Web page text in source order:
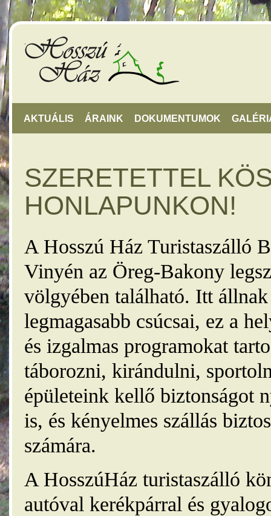
AKTUÁLIS ÁRAINK DOKUMENTUMOK
SZERETETTEL
HONLAPUNKON!
A Hosszú Ház Turistaszálló
Vinyén az Öreg-Bakony
völgyében található. Itt
legmagasabb csúcsai, ez a
és izgalmas programokat
táborozni, kirándulni,
épületeink kellő biztonságot
is, és kényelmes szállás
számára.
A HosszúHáz turistaszálló
autóval kerékpárral és